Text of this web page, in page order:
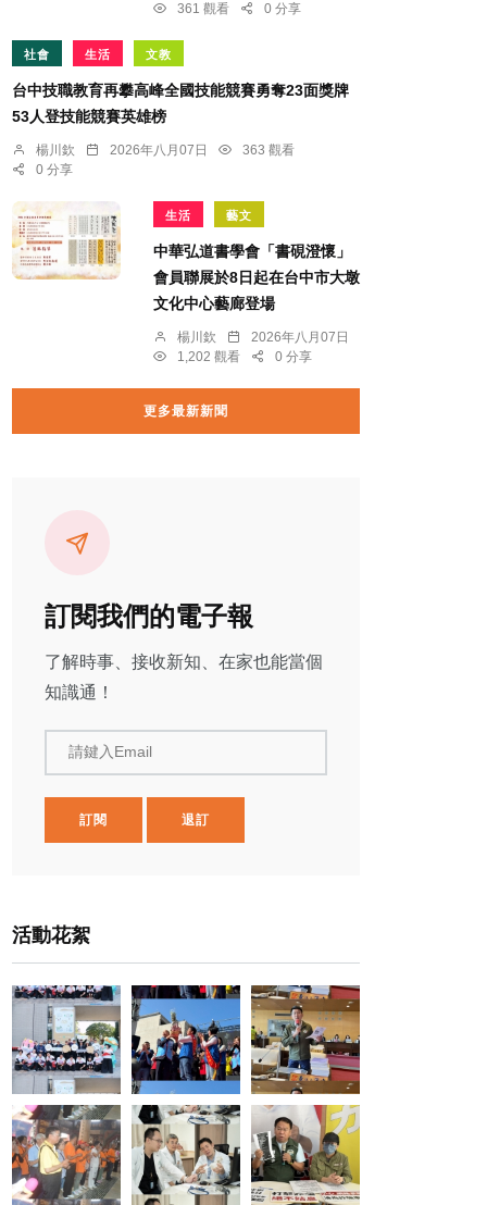
361 觀看
0 分享
社會 生活 文教
台中技職教育再攀高峰全國技能競賽勇奪23面獎牌
53人登技能競賽英雄榜
楊川欽 2026年八月07日
363 觀看
0 分享
生活 藝文
中華弘道書學會「書硯澄懷」
會員聯展於8日起在台中市大墩
文化中心藝廊登場
楊川欽
2026年八月07日
1,202 觀看
0 分享
更多最新新聞
訂閱我們的電子報
了解時事、接收新知、在家也能當個
知識通！
請鍵入Email
訂閱 退訂
活動花絮